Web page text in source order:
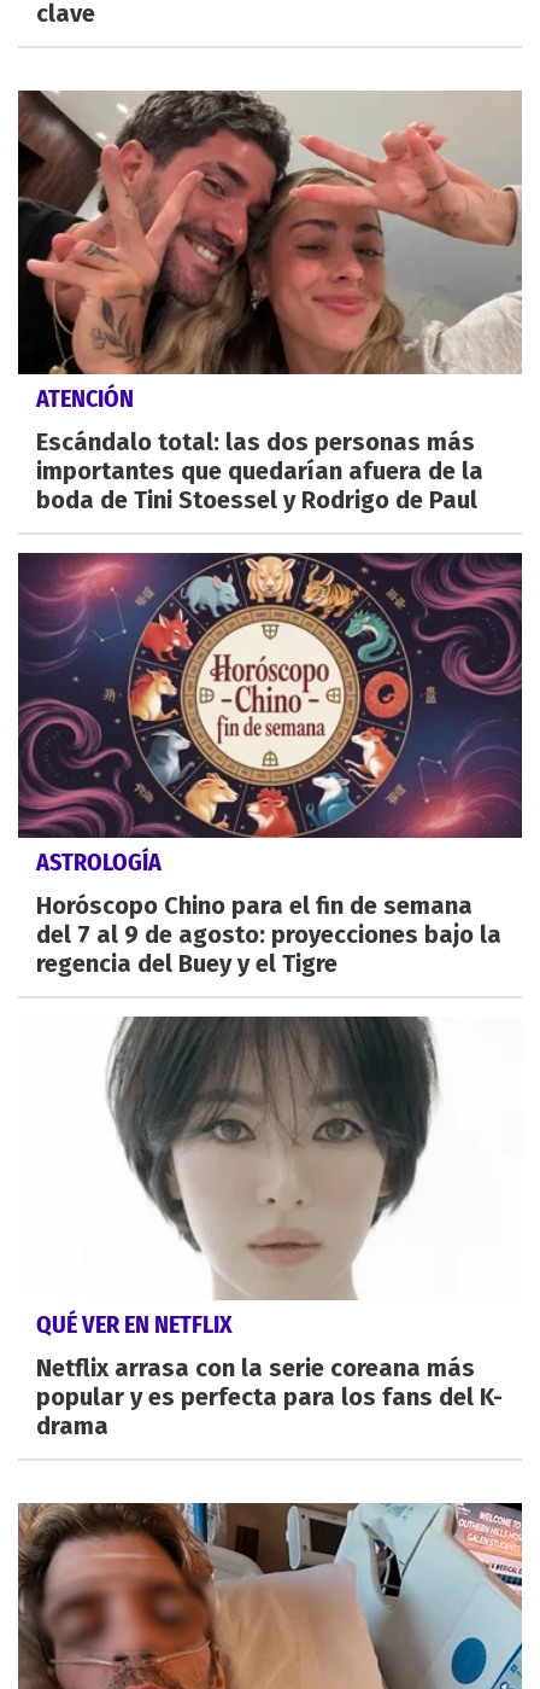
clave
ATENCIÓN
Escándalo total: las dos personas más
importantes que quedarían afuera de la
boda de Tini Stoessel y Rodrigo de Paul
ASTROLOGÍA
Horóscopo Chino para el fin de semana
del 7 al 9 de agosto: proyecciones bajo la
regencia del Buey y el Tigre
QUÉ VER EN NETFLIX
Netflix arrasa con la serie coreana más
popular y es perfecta para los fans del K-
drama